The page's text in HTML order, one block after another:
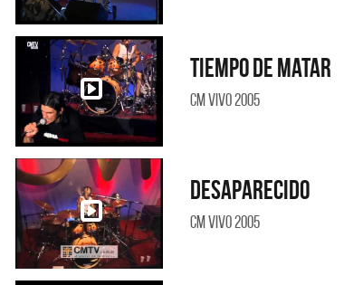
Tiempo de matar
CM Vivo 2005
Desaparecido
CM Vivo 2005